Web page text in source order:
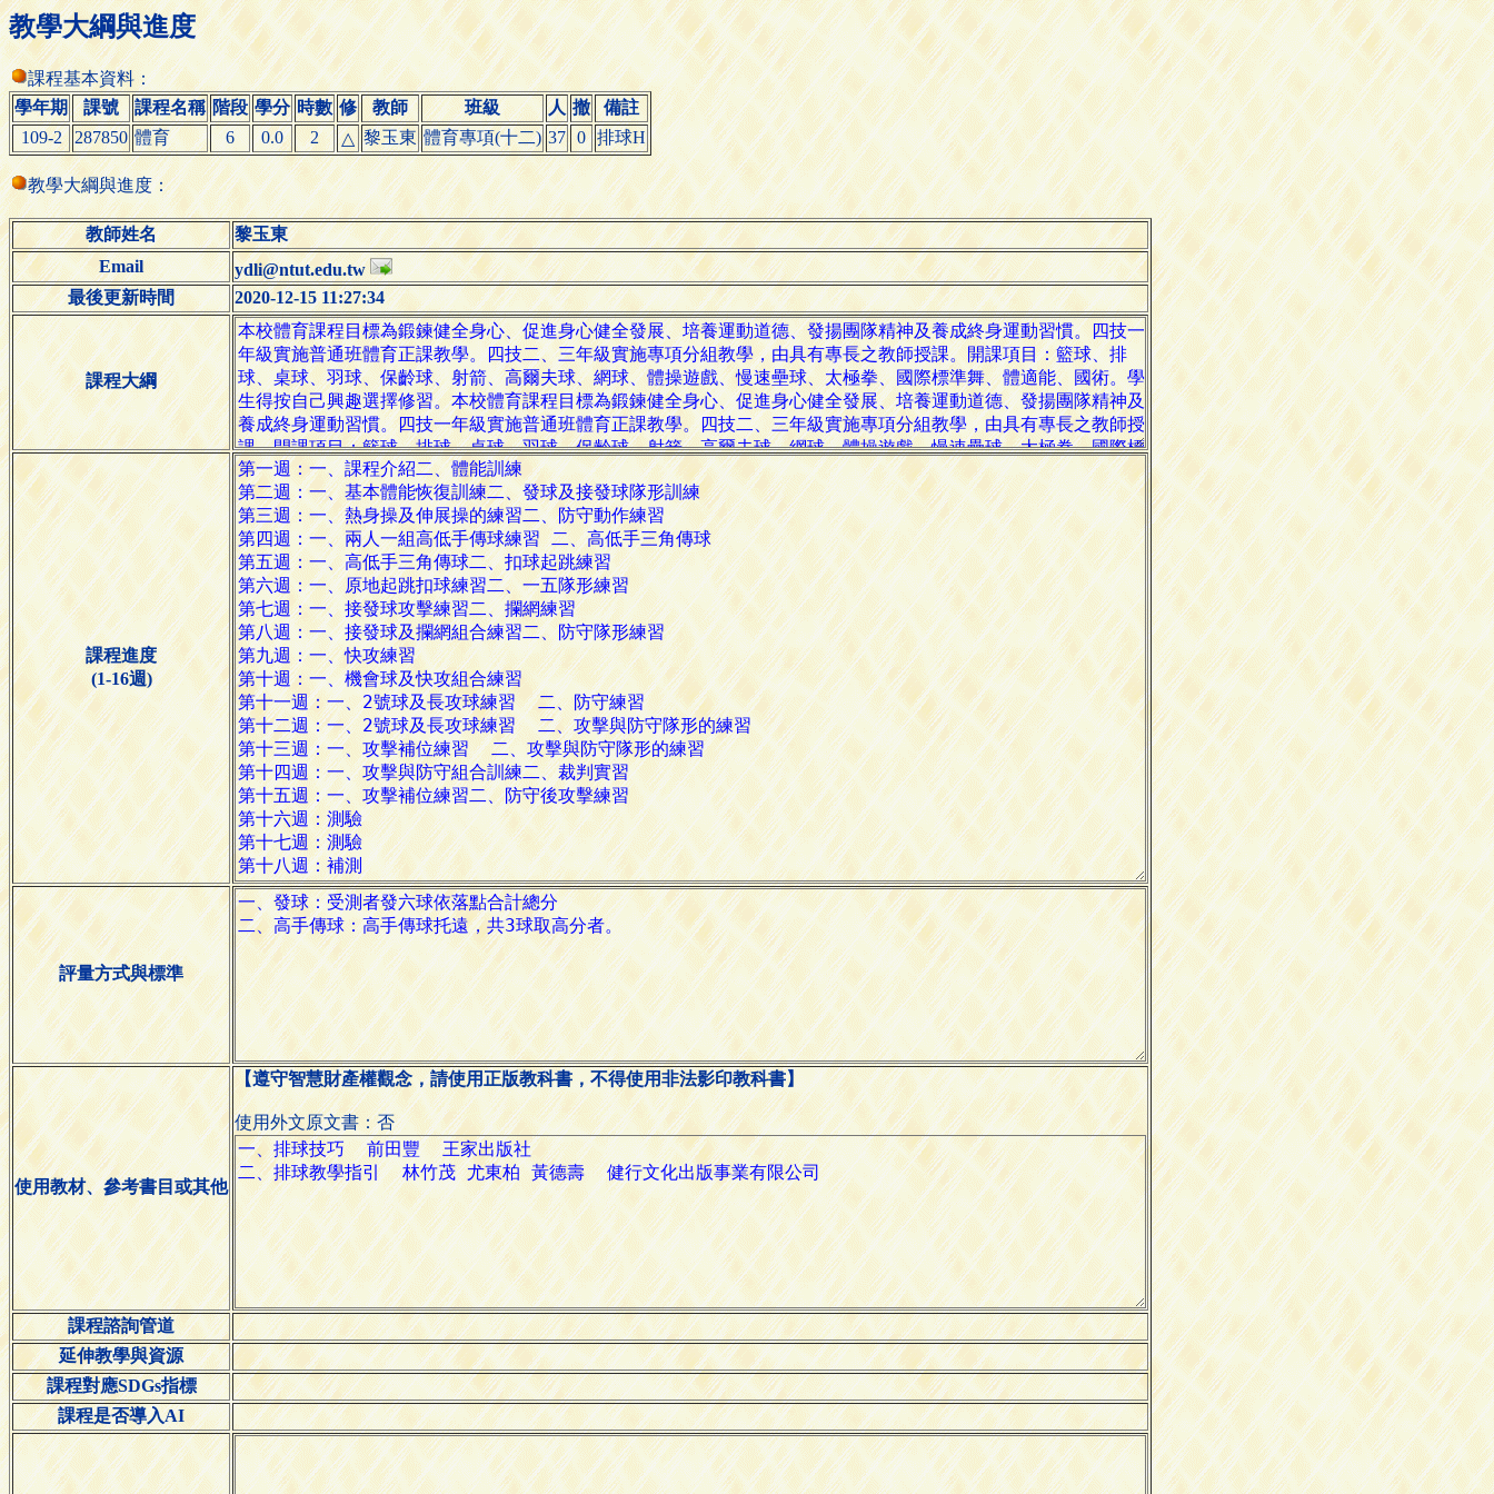
教學大綱與進度
課程基本資料：
學年期
課號 課程名稱 階段 學分 時數 修 教師 班級 人 撤
備註
109-2
287850 體育 6 0.0 2 △ 黎玉東 體育專項(十二) 37 0 排球H
教學大綱與進度：
教師姓名
黎玉東
Email
ydli@ntut.edu.tw
最後更新時間
2020-12-15 11:27:34
課程大綱
課程進度
(1-16週)
評量方式與標準
使用教材、參考書目或其他
【遵守智慧財產權觀念，請使用正版教科書，不得使用非法影印教科書】
使用外文原文書：否
課程諮詢管道
延伸教學與資源
課程對應SDGs指標
課程是否導入AI